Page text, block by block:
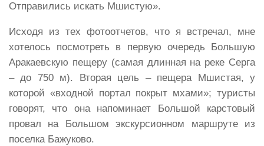
Отправились искать Мшистую».
Исходя из тех фотоотчетов, что я встречал, мне
хотелось посмотреть в первую очередь Большую
Аракаевскую пещеру (самая длинная на реке Серга
– до 750 м). Вторая цель – пещера Мшистая, у
которой «входной портал покрыт мхами»; туристы
говорят, что она напоминает Большой карстовый
провал на Большом экскурсионном маршруте из
поселка Бажуково.